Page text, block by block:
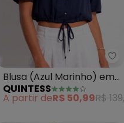
- Blusa Feminina
Blusa (Azul Marinho) em
Viscose Plana
QUINTESS
A partir deR$ 50,99R$